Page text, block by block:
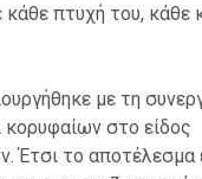
πτυχή του, κάθε
με τη
κορυφαίων στο είδος
Έτσι το αποτέλεσμα